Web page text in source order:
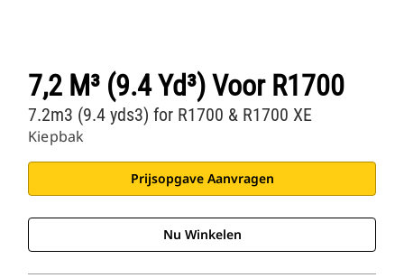
7,2 M³ (9.4 Yd³) Voor R1700
Kiepbak
7.2m3 (9.4 yds3) for R1700 & R1700 XE
Prijsopgave Aanvragen
Nu Winkelen